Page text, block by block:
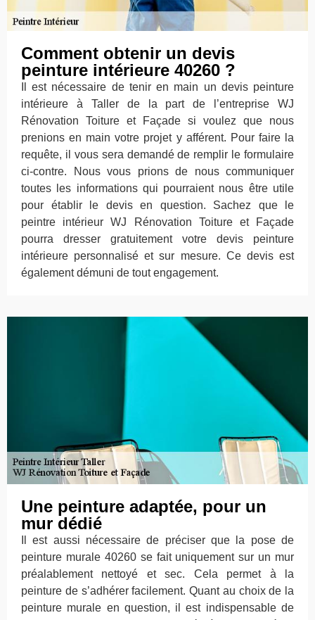
Comment obtenir un devis
peinture intérieure 40260 ?
Il est nécessaire de tenir en main un devis peinture
intérieure à Taller de la part de l’entreprise WJ
Rénovation Toiture et Façade si voulez que nous
prenions en main votre projet y afférent. Pour faire la
requête, il vous sera demandé de remplir le formulaire
ci-contre. Nous vous prions de nous communiquer
toutes les informations qui pourraient nous être utile
pour établir le devis en question. Sachez que le
peintre intérieur WJ Rénovation Toiture et Façade
pourra dresser gratuitement votre devis peinture
intérieure personnalisé et sur mesure. Ce devis est
également démuni de tout engagement.
Une peinture adaptée, pour un
mur dédié
Il est aussi nécessaire de préciser que la pose de
peinture murale 40260 se fait uniquement sur un mur
préalablement nettoyé et sec. Cela permet à la
peinture de s’adhérer facilement. Quant au choix de la
peinture murale en question, il est indispensable de